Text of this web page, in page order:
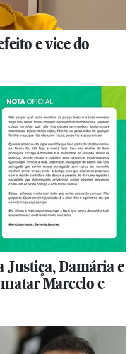
e vice do
Justiça, Damária e
Marcelo e